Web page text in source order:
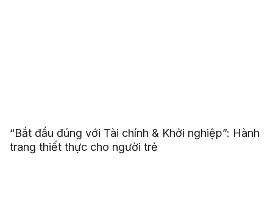
“Bắt đầu đúng với Tài chính & Khởi nghiệp”: Hành
trang thiết thực cho người trẻ